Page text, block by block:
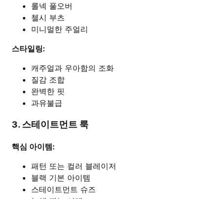
롤넥 풀오버
첼시 부츠
미니멀한 주얼리
스타일링:
캐주얼과 우아함의 조화
질감 조합
완벽한 핏
과유불급
3. 스테이트먼트 룩
핵심 아이템:
패턴 또는 컬러 블레이저
블랙 기본 아이템
스테이트먼트 슈즈